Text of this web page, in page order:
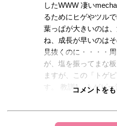
したWWW 凄い
るためにヒゲやツル
葉っぱが大きいのは
ね、成長が早いのは
見抜くのに・・・・
が、塩を振ってまな
ますが、この「トゲ
す。 教訓1 トゲピ
意 Happyさん、凄い
コメントを